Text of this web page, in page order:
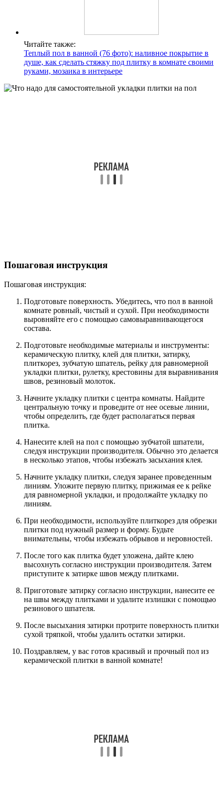
Читайте также:
Теплый пол в ванной (76 фото): наливное покрытие в
душе, как сделать стяжку под плитку в комнате своими
руками, мозаика в интерьере
Пошаговая инструкция
Пошаговая инструкция:
Подготовьте поверхность. Убедитесь, что пол в ванной
комнате ровный, чистый и сухой. При необходимости
выровняйте его с помощью самовыравнивающегося
состава.
Подготовьте необходимые материалы и инструменты:
керамическую плитку, клей для плитки, затирку,
плиткорез, зубчатую шпатель, рейку для равномерной
укладки плитки, рулетку, крестовины для выравнивания
швов, резиновый молоток.
Начните укладку плитки с центра комнаты. Найдите
центральную точку и проведите от нее осевые линии,
чтобы определить, где будет располагаться первая
плитка.
Нанесите клей на пол с помощью зубчатой шпатели,
следуя инструкции производителя. Обычно это делается
в несколько этапов, чтобы избежать засыхания клея.
Начните укладку плитки, следуя заранее проведенным
линиям. Уложите первую плитку, прижимая ее к рейке
для равномерной укладки, и продолжайте укладку по
линиям.
При необходимости, используйте плиткорез для обрезки
плитки под нужный размер и форму. Будьте
внимательны, чтобы избежать обрывов и неровностей.
После того как плитка будет уложена, дайте клею
высохнуть согласно инструкции производителя. Затем
приступите к затирке швов между плитками.
Приготовьте затирку согласно инструкции, нанесите ее
на швы между плитками и удалите излишки с помощью
резинового шпателя.
После высыхания затирки протрите поверхность плитки
сухой тряпкой, чтобы удалить остатки затирки.
Поздравляем, у вас готов красивый и прочный пол из
керамической плитки в ванной комнате!